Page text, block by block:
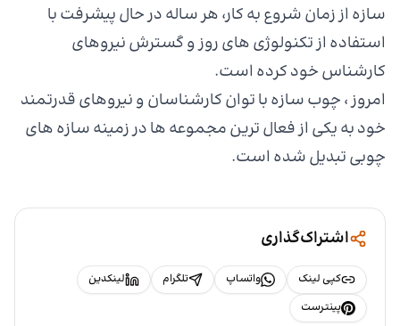
سازه از زمان شروع به کار، هر ساله در حال پیشرفت با
استفاده از تکنولوژی های روز و گسترش نیروهای
کارشناس خود کرده است.
امروز ، چوب سازه با توان کارشناسان و نیروهای قدرتمند
خود به یکی از فعال ترین مجموعه ها در زمینه سازه های
چوبی تبدیل شده است.
اشتراک‌گذاری
کپی لینک واتساپ تلگرام
لینکدین
پینترست